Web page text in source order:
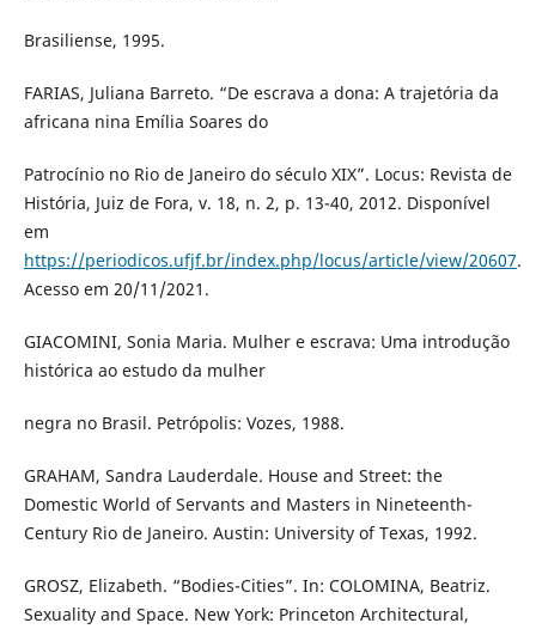
Brasiliense, 1995.
FARIAS, Juliana Barreto. “De escrava a dona: A trajetória da
africana nina Emília Soares do
Patrocínio no Rio de Janeiro do século XIX”. Locus: Revista de
História, Juiz de Fora, v. 18, n. 2, p. 13-40, 2012. Disponível
em
https://periodicos.ufjf.br/index.php/locus/article/view/20607.
Acesso em 20/11/2021.
GIACOMINI, Sonia Maria. Mulher e escrava: Uma introdução
histórica ao estudo da mulher
negra no Brasil. Petrópolis: Vozes, 1988.
GRAHAM, Sandra Lauderdale. House and Street: the
Domestic World of Servants and Masters in Nineteenth-
Century Rio de Janeiro. Austin: University of Texas, 1992.
GROSZ, Elizabeth. “Bodies-Cities”. In: COLOMINA, Beatriz.
Sexuality and Space. New York: Princeton Architectural,